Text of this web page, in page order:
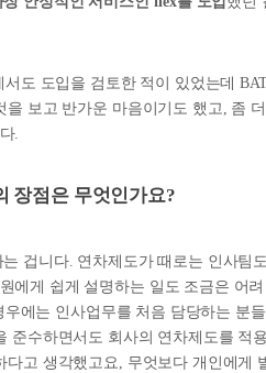
도 도입을 검토한 적이 있었는데
을 보고 반가운 마음이기도 했고, 좀 더
.
장점은 무엇인가요?
는 겁니다. 연차제도가 때로는 인사팀
에게 쉽게 설명하는 일도 조금은 어려
에는 인사업무를 처음 담당하는 분들
준수하면서도 회사의 연차제도를 적
다고 생각했고요, 무엇보다 개인에게